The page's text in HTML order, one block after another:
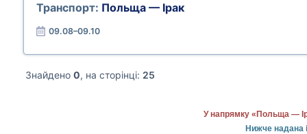
Транспорт: Польща — Ірак
09.08–09.10
Знайдено 0, на сторінці: 25
У напрямку «Польща —
Нижче надана